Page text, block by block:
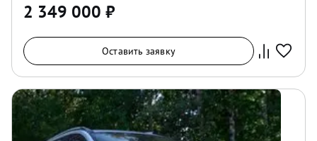
2 349 000 ₽
Оставить заявку